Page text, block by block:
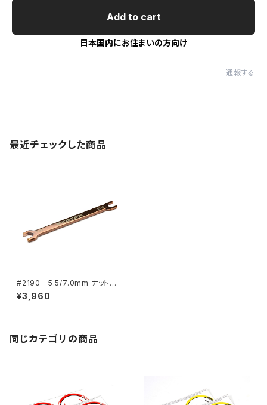
Add to cart
日本国内にお住まいの方向け
通報する
最近チェックした商品
#2190 5.5/7.0mm ナットレ
ンチ（スチール製 鏡面仕上）
¥3,960
同じカテゴリの商品